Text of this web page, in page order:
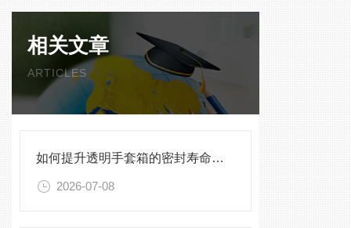
相关文章
ARTICLES
如何提升透明手套箱的密封寿命？密封圈选型与保养须知
2026-07-08